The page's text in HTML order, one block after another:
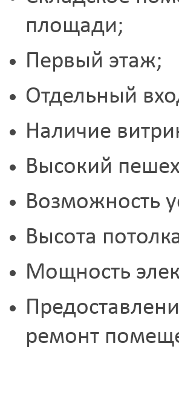
площади;
Первый этаж;
Отдельный
Наличие
Высокий
Возможность
Высота
Мощность
ремонт